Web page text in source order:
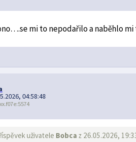
mi to nepodařilo a naběhlo
04:58:48
uživatele Bobca z 26.05.2026,